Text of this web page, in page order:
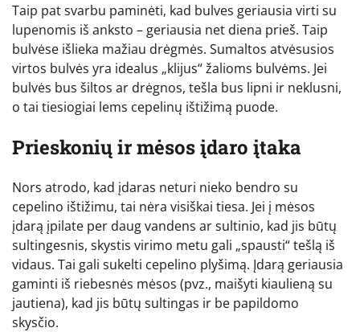
Taip pat svarbu paminėti, kad bulves geriausia virti su
lupenomis iš anksto – geriausia net diena prieš. Taip
bulvėse išlieka mažiau drėgmės. Sumaltos atvėsusios
virtos bulvės yra idealus „klijus“ žalioms bulvėms. Jei
bulvės bus šiltos ar drėgnos, tešla bus lipni ir neklusni,
o tai tiesiogiai lems cepelinų ištižimą puode.
Prieskonių ir mėsos įdaro įtaka
Nors atrodo, kad įdaras neturi nieko bendro su
cepelino ištižimu, tai nėra visiškai tiesa. Jei į mėsos
įdarą įpilate per daug vandens ar sultinio, kad jis būtų
sultingesnis, skystis virimo metu gali „spausti“ tešlą iš
vidaus. Tai gali sukelti cepelino plyšimą. Įdarą geriausia
gaminti iš riebesnės mėsos (pvz., maišyti kiaulieną su
jautiena), kad jis būtų sultingas ir be papildomo
skysčio.